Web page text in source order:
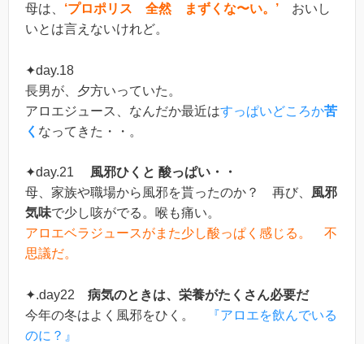
母は、 ‘プロポリス 全然 まずくな〜い。’ おいし
いとは言えないけれど。
✦day.18
長男が、夕方いっていた。
アロエジュース、なんだか最近はすっぱいどころか苦
く なってきた・・。
✦day.21 風邪ひくと 酸っぱい・・
母、家族や職場から風邪を貰ったのか？ 再び、 風邪
気味で少し咳がでる。喉も痛い。
アロエベラジュースがまた少し酸っぱく感じる。 不
思議だ。
✦.day22 病気のときは、栄養がたくさん必要だ
今年の冬はよく風邪をひく。
『アロエを飲んでいる
のに？』